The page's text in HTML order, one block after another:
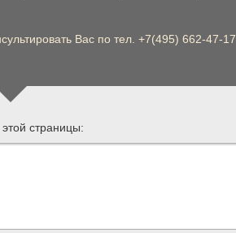
Вас по тел. +7(495) 662-47-17
страницы: